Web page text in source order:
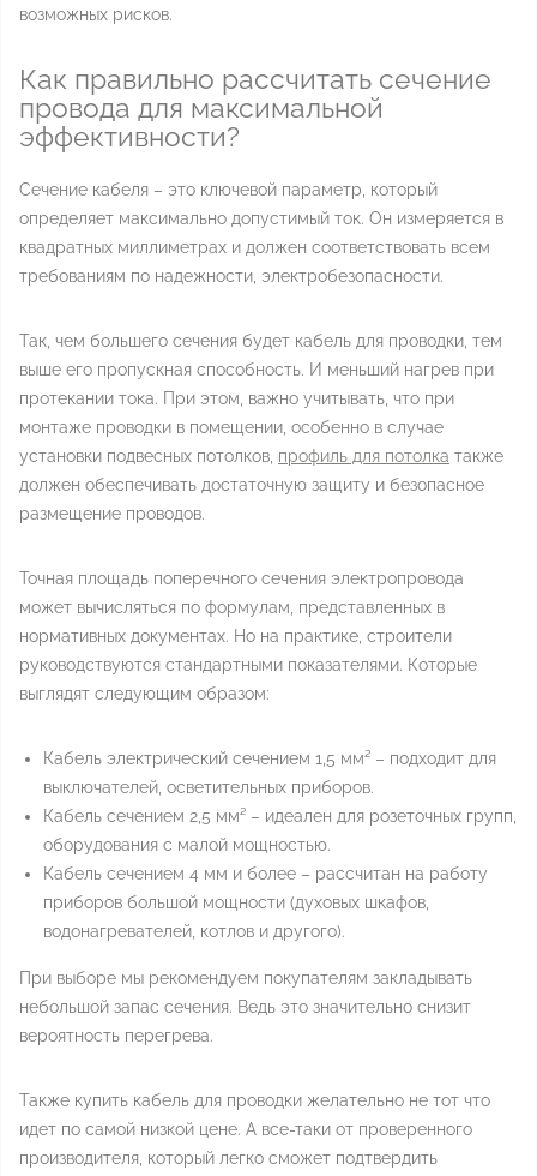
возможных рисков.
Как правильно рассчитать сечение
провода для максимальной
эффективности?
Сечение кабеля – это ключевой параметр, который
определяет максимально допустимый ток. Он измеряется в
квадратных миллиметрах и должен соответствовать всем
требованиям по надежности, электробезопасности.
Так, чем большего сечения будет кабель для проводки, тем
выше его пропускная способность. И меньший нагрев при
протекании тока. При этом, важно учитывать, что при
монтаже проводки в помещении, особенно в случае
установки подвесных потолков, профиль для потолка также
должен обеспечивать достаточную защиту и безопасное
размещение проводов.
Точная площадь поперечного сечения электропровода
может вычисляться по формулам, представленных в
нормативных документах. Но на практике, строители
руководствуются стандартными показателями. Которые
выглядят следующим образом:
Кабель электрический сечением 1,5 мм² – подходит для
выключателей, осветительных приборов.
Кабель сечением 2,5 мм² – идеален для розеточных групп,
оборудования с малой мощностью.
Кабель сечением 4 мм и более – рассчитан на работу
приборов большой мощности (духовых шкафов,
водонагревателей, котлов и другого).
При выборе мы рекомендуем покупателям закладывать
небольшой запас сечения. Ведь это значительно снизит
вероятность перегрева.
Также купить кабель для проводки желательно не тот что
идет по самой низкой цене. А все-таки от проверенного
производителя, который легко сможет подтвердить